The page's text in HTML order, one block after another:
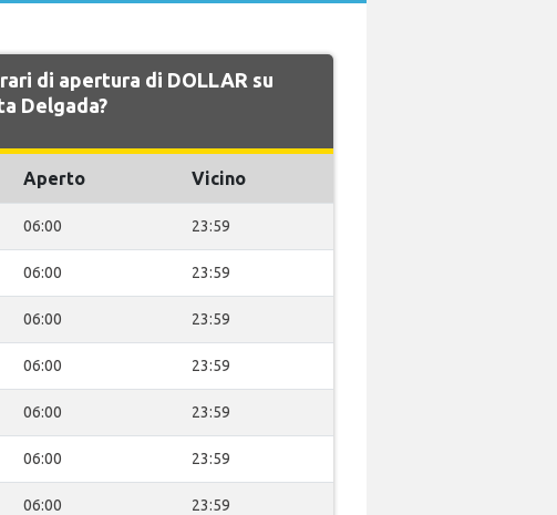
di apertura di DOLLAR su
Delgada?
Aperto Vicino
06:00 23:59
06:00 23:59
06:00 23:59
06:00 23:59
06:00 23:59
06:00 23:59
06:00 23:59